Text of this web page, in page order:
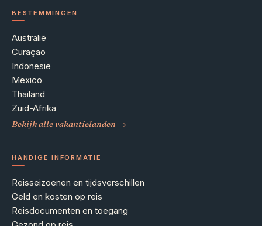
BESTEMMINGEN
Australië
Curaçao
Indonesië
Mexico
Thailand
Zuid-Afrika
Bekijk alle vakantielanden →
HANDIGE INFORMATIE
Reisseizoenen en tijdsverschillen
Geld en kosten op reis
Reisdocumenten en toegang